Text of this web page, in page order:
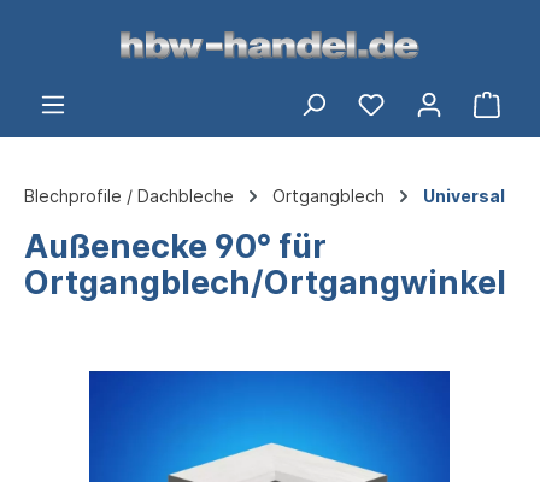
springen
Blechprofile / Dachbleche Ortgangblech Universal
Außenecke 90° für
Ortgangblech/Ortgangwinkel